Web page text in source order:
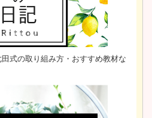
田式の取り組み方・おすすめ教材な